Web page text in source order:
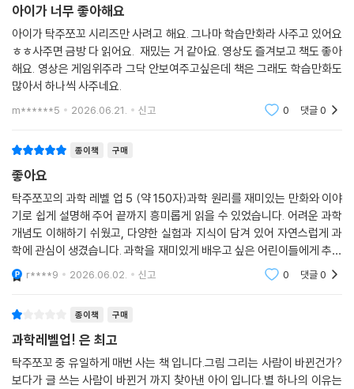
아이가 너무 좋아해요
아이가 탁주쪼꼬 시리즈만 사려고 해요. 그나마 학습만화라 사주고 있어요
ㅎㅎ사주면 금방 다 읽어요. 재밌는 거 같아요. 영상도 즐겨보고 책도 좋아
해요. 영상은 게임위주라 그닥 안보여주고싶은데 책은 그래도 학습만화도
많아서 하나씩 사주네요.
m******5 2026.06.21. 신고 0 댓글0
종이책 구매
좋아요
탁주쪼꼬의 과학 레벨 업 5 (약 150자)과학 원리를 재미있는 만화와 이야
기로 쉽게 설명해 주어 끝까지 흥미롭게 읽을 수 있었습니다. 어려운 과학
개념도 이해하기 쉬웠고, 다양한 실험과 지식이 담겨 있어 자연스럽게 과
학에 관심이 생겼습니다. 과학을 재미있게 배우고 싶은 어린이들에게 추천
합니다.r****9 2026.06.02. 신고 0 댓글0
종이책 구매
과학레벨업! 은 최고
탁주쪼꼬 중 유일하게 매번 사는 책 입니다.그림 그리는 사람이 바뀐건가?
보다가 글 쓰는 사람이 바뀐거 까지 찾아낸 아이 입니다.별 하나의 이유는